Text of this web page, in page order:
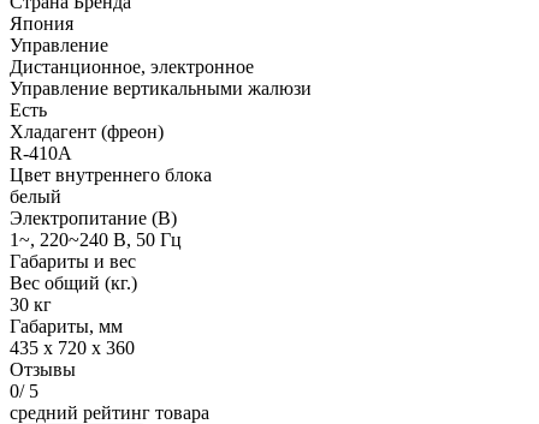
Япония
Управление
Дистанционное, электронное
Управление вертикальными жалюзи
Есть
Хладагент (фреон)
R-410A
Цвет внутреннего блока
белый
Электропитание (В)
1~, 220~240 В, 50 Гц
Габариты и вес
Вес общий (кг.)
30 кг
Габариты, мм
435 x 720 x 360
Отзывы
0/ 5
средний рейтинг товара